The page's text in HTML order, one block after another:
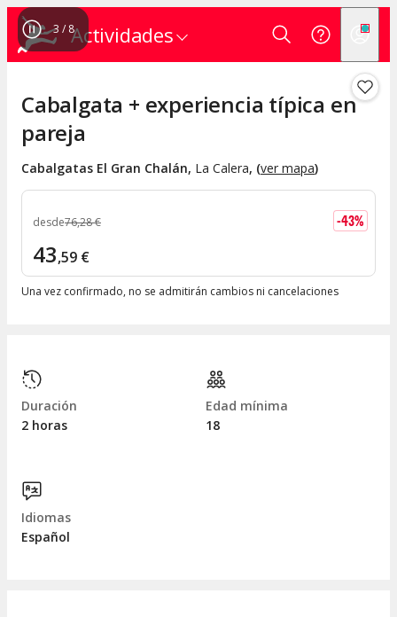
Actividades
4 / 8
Cabalgata + experiencia típica en
pareja
Cabalgatas El Gran Chalán, La Calera, (ver mapa)
desde76,28€ -43%
43,59 €
Una vez confirmado, no se admitirán cambios ni cancelaciones
Duración
2 horas
Edad mínima
18
Idiomas
Español